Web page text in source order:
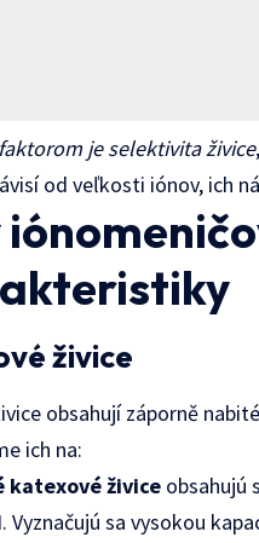
je selektivita živice
od veľkosti iónov, ich
živice
obsahují záporně
ich na:
katexové živice obsahujú
Vyznačujú sa vysokou